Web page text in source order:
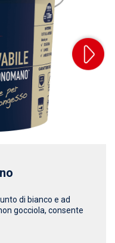
di bianco e ad
gocciola, consente